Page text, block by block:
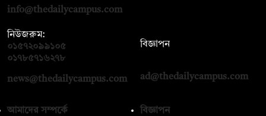
info@thedailycampus.com
নিউজরুম:
০১৫৭২০৯৯১০৫
০১৭৮৫৭১৬২৭৮
news@thedailycampus.com
বিজ্ঞাপন
ad@thedailycampus.com
আমাদের সম্পর্কে
বিজ্ঞাপন